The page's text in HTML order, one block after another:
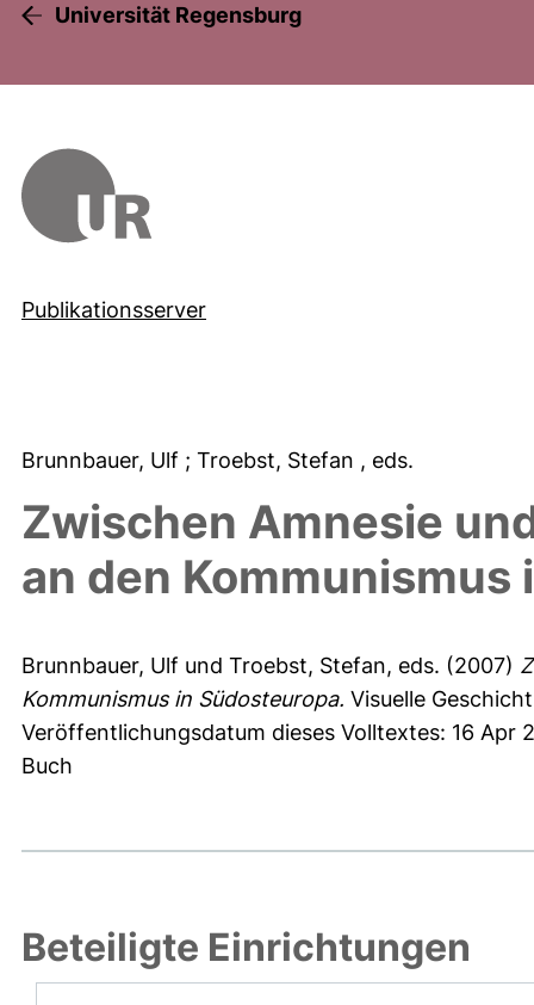
Universität Regensburg
Publikationsserver
Brunnbauer, Ulf ; Troebst, Stefan , eds.
Zwischen Amnesie
an den Kommunismus
Brunnbauer, Ulf und Troebst, Stefan, eds. (2007)
Kommunismus in Südosteuropa. Visuelle
Veröffentlichungsdatum dieses Volltextes: 16 Apr
Buch
Beteiligte Einrichtungen